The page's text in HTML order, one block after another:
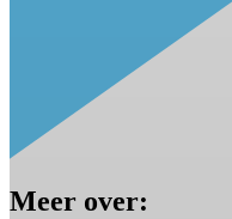
Meer over: